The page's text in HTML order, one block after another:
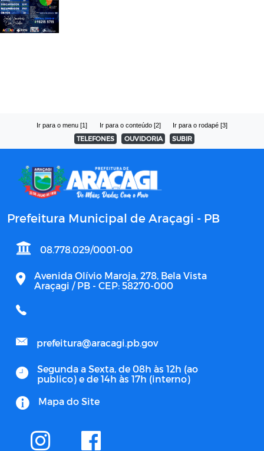
Ir para o menu [1] Ir para o conteúdo [2] Ir para o rodapé [3]
TELEFONES OUVIDORIA SUBIR
Prefeitura Municipal de Araçagi - PB
08.778.029/0001-00
Avenida Olívio Maroja, 278, Bela Vista
Araçagi / PB - CEP: 58270-000
prefeitura@aracagi.pb.gov
Segunda a Sexta, de 08h às 12h (ao
publico) e de 14h às 17h (interno)
Mapa do Site